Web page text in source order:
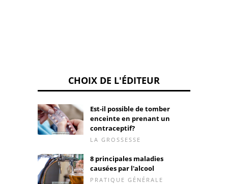
CHOIX DE L'ÉDITEUR
Est-il possible de tomber
enceinte en prenant un
contraceptif?
LA GROSSESSE
8 principales maladies
causées par l'alcool
PRATIQUE GÉNÉRALE